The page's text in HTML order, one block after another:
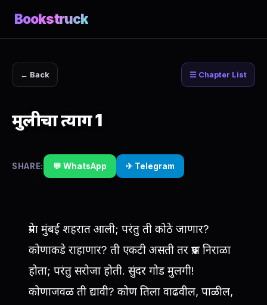
Bookstruck
← Back ☰ Chapter List
मुलीचा त्याग 1
SHARE: 💬 WhatsApp ✈ Telegram
प्रेमा मुंबई शहरात आली; परंतु ती कोठे जाणार?
कोणाकडे राहाणार? ती एकटी असती तर प्रश्न निराळा
होता; परंतु सरोजा होती. सुंदर गोड मुलगी!
कोणाजवळ ती द्यावी? कोण तिला वाढवील, पाळील,